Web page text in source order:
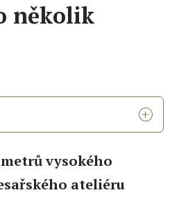
několik
vysokého
ateliéru